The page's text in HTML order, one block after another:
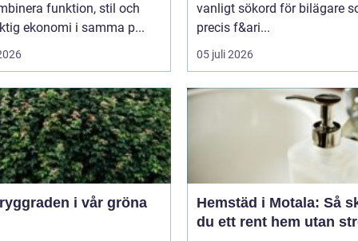
funktion, stil och
ekonomi i samma p...
vanligt sökord för bilägare
precis f&ari...
05 juli 2026
Hemstäd i Motala: Så
du ett rent hem utan